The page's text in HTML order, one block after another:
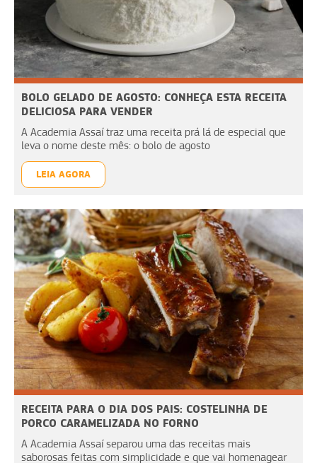
BOLO GELADO DE AGOSTO: CONHEÇA ESTA RECEITA
DELICIOSA PARA VENDER
A Academia Assaí traz uma receita prá lá de especial que
leva o nome deste mês: o bolo de agosto
LEIA AGORA
RECEITA PARA O DIA DOS PAIS: COSTELINHA DE
PORCO CARAMELIZADA NO FORNO
A Academia Assaí separou uma das receitas mais
saborosas feitas com simplicidade e que vai homenagear